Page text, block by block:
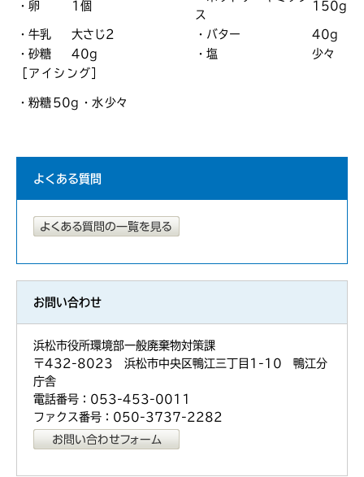
・卵 1個
ス
150g
・牛乳 大さじ2 ・バター
40g
・砂糖
40g ・塩
少々
［アイシング］
・粉糖 50g ・水 少々
よくある質問
お問い合わせ
浜松市役所環境部一般廃棄物対策課
〒432-8023 浜松市中央区鴨江三丁目1-10 鴨江分
庁舎
電話番号：053-453-0011
ファクス番号：050-3737-2282